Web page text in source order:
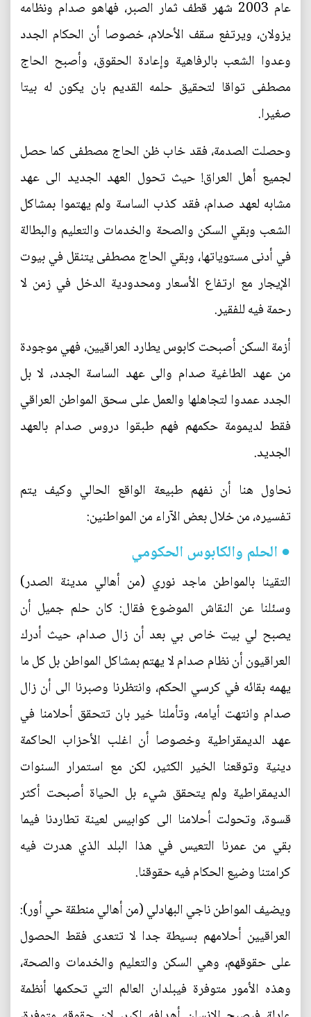
عام 2003 شهر قطف ثمار الصبر، فهاهو صدام ونظامه
يزولان، ويرتفع سقف الأحلام، خصوصا أن الحكام الجدد
وعدوا الشعب بالرفاهية وإعادة الحقوق، وأصبح الحاج
مصطفى تواقا لتحقيق حلمه القديم بان يكون له بيتا
صغيرا.
وحصلت الصدمة، فقد خاب ظن الحاج مصطفى كما حصل
لجميع أهل العراق! حيث تحول العهد الجديد الى عهد
مشابه لعهد صدام، فقد كذب الساسة ولم يهتموا بمشاكل
الشعب وبقي السكن والصحة والخدمات والتعليم والبطالة
في أدنى مستوياتها، وبقي الحاج مصطفى يتنقل في بيوت
الإيجار مع ارتفاع الأسعار ومحدودية الدخل في زمن لا
رحمة فيه للفقير.
أزمة السكن أصبحت كابوس يطارد العراقيين، فهي موجودة
من عهد الطاغية صدام والى عهد الساسة الجدد، لا بل
الجدد عمدوا لتجاهلها والعمل على سحق المواطن العراقي
فقط لديمومة حكمهم فهم طبقوا دروس صدام بالعهد
الجديد.
نحاول هنا أن نفهم طبيعة الواقع الحالي وكيف يتم
تفسيره، من خلال بعض الآراء من المواطنين:
● الحلم والكابوس الحكومي
التقينا بالمواطن ماجد نوري (من أهالي مدينة الصدر)
وسئلنا عن النقاش الموضوع فقال: كان حلم جميل أن
يصبح لي بيت خاص بي بعد أن زال صدام، حيث أدرك
العراقيون أن نظام صدام لا يهتم بمشاكل المواطن بل كل ما
يهمه بقائه في كرسي الحكم، وانتظرنا وصبرنا الى أن زال
صدام وانتهت أيامه، وتأملنا خير بان تتحقق أحلامنا في
عهد الديمقراطية وخصوصا أن اغلب الأحزاب الحاكمة
دينية وتوقعنا الخير الكثير، لكن مع استمرار السنوات
الديمقراطية ولم يتحقق شيء بل الحياة أصبحت أكثر
قسوة، وتحولت أحلامنا الى كوابيس لعينة تطاردنا فيما
بقي من عمرنا التعيس في هذا البلد الذي هدرت فيه
كرامتنا وضيع الحكام فيه حقوقنا.
ويضيف المواطن ناجي البهادلي (من أهالي منطقة حي أور):
العراقيين أحلامهم بسيطة جدا لا تتعدى فقط الحصول
على حقوقهم، وهي السكن والتعليم والخدمات والصحة،
وهذه الأمور متوفرة فيبلدان العالم التي تحكمها أنظمة